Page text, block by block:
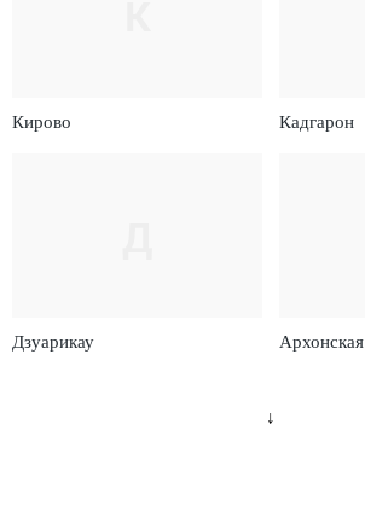
Кирово Кадгарон
Дзуарикау Архонская
↓